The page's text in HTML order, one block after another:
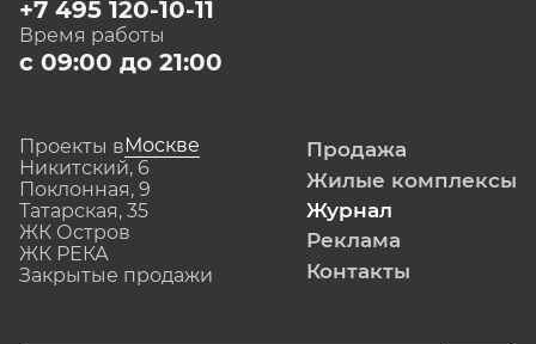
+7 495 120-10-11
Время работы
с 09:00 до 21:00
Проекты вМоскве
Никитский, 6
Поклонная, 9
Татарская, 35
ЖК Остров
ЖК РЕКА
Закрытые продажи
Продажа
Жилые комплексы
Журнал
Реклама
Контакты